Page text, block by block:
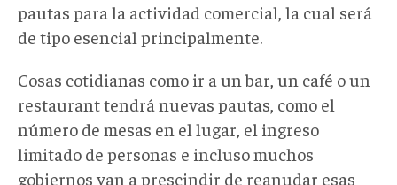
pautas para la actividad comercial, la cual será
de tipo esencial principalmente.
Cosas cotidianas como ir a un bar, un café o un
restaurant tendrá nuevas pautas, como el
número de mesas en el lugar, el ingreso
limitado de personas e incluso muchos
gobiernos van a prescindir de reanudar esas